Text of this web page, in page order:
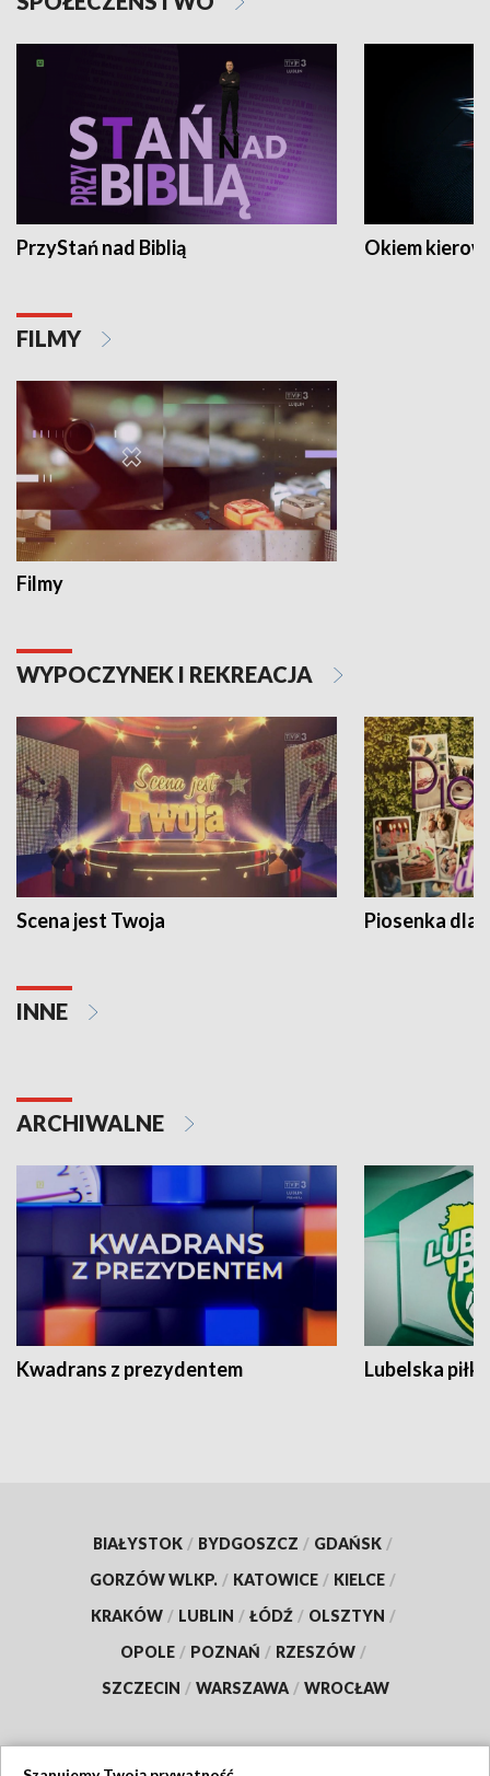
PrzyStań nad Biblią Okiem
FILMY
Filmy
WYPOCZYNEK I REKREACJA
Scena jest Twoja Piosenka dla
INNE
ARCHIWALNE
Kwadrans z prezydentem Lubelska piłka
BIAŁYSTOK / BYDGOSZCZ / GDAŃSK /
GORZÓW WLKP. / KATOWICE / KIELCE /
KRAKÓW / LUBLIN / ŁÓDŹ / OLSZTYN /
OPOLE / POZNAŃ / RZESZÓW /
SZCZECIN / WARSZAWA / WROCŁAW